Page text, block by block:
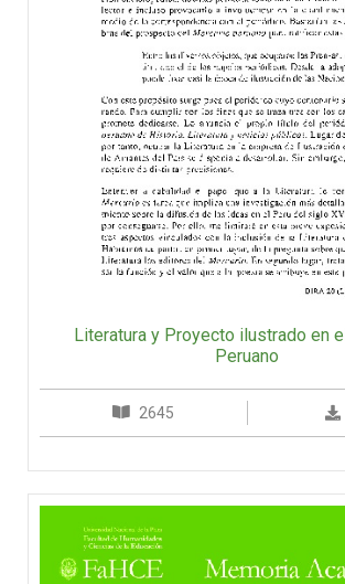
Literatura y Proyecto ilustrado en
Peruano
2645